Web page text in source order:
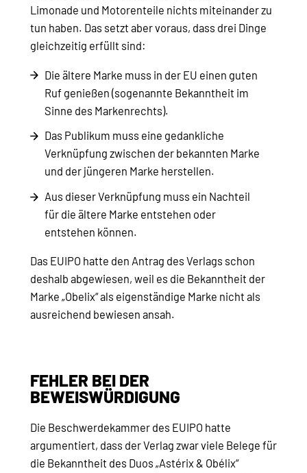
Limonade und Motorenteile nichts miteinander zu
tun haben. Das setzt aber voraus, dass drei Dinge
gleichzeitig erfüllt sind:
Die ältere Marke muss in der EU einen guten
Ruf genießen (sogenannte Bekanntheit im
Sinne des Markenrechts).
Das Publikum muss eine gedankliche
Verknüpfung zwischen der bekannten Marke
und der jüngeren Marke herstellen.
Aus dieser Verknüpfung muss ein Nachteil
für die ältere Marke entstehen oder
entstehen können.
Das EUIPO hatte den Antrag des Verlags schon
deshalb abgewiesen, weil es die Bekanntheit der
Marke „Obelix“ als eigenständige Marke nicht als
ausreichend bewiesen ansah.
FEHLER BEI DER
BEWEISWÜRDIGUNG
Die Beschwerdekammer des EUIPO hatte
argumentiert, dass der Verlag zwar viele Belege für
die Bekanntheit des Duos „Astérix & Obélix“